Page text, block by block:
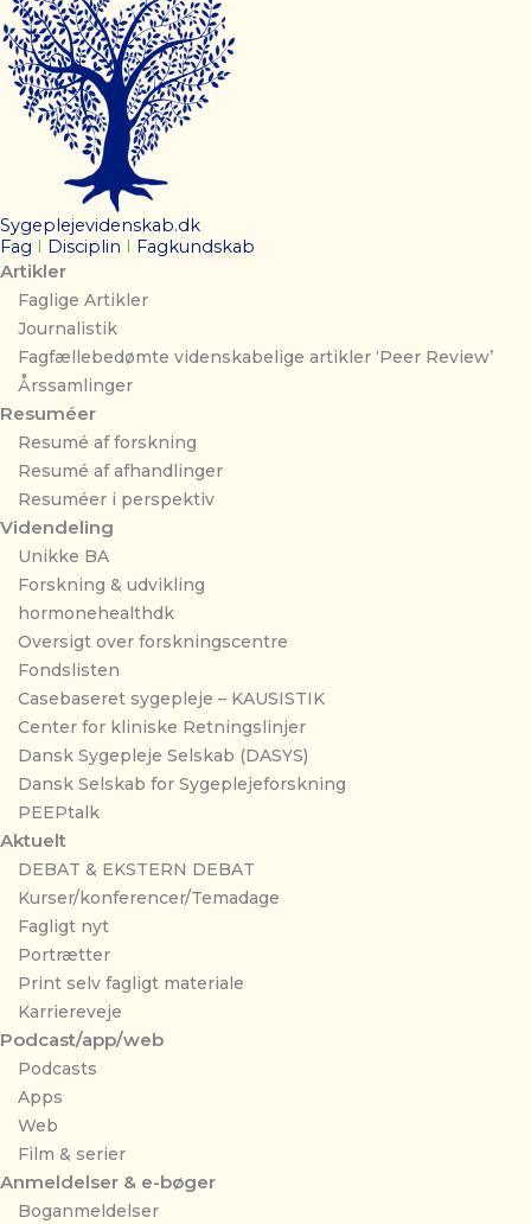
Sygeplejevidenskab.dk
Fag
Disciplin Fagkundskab
Artikler
Faglige Artikler
Journalistik
Fagfællebedømte videnskabelige artikler ‘Peer Review’
Årssamlinger
Resuméer
Resumé af forskning
Resumé af afhandlinger
Resuméer i perspektiv
Videndeling
Unikke BA
Forskning & udvikling
hormonehealthdk
Oversigt over forskningscentre
Fondslisten
Casebaseret sygepleje – KAUSISTIK
Center for kliniske Retningslinjer
Dansk Sygepleje Selskab (DASYS)
Dansk Selskab for Sygeplejeforskning
PEEPtalk
Aktuelt
DEBAT & EKSTERN DEBAT
Kurser/konferencer/Temadage
Fagligt nyt
Portrætter
Print selv fagligt materiale
Karriereveje
Podcast/app/web
Podcasts
Apps
Web
Film & serier
Anmeldelser & e-bøger
Boganmeldelser